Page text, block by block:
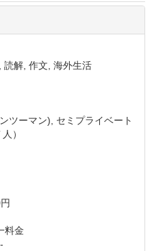
読解, 作文, 海外生活
ツーマン), セミプライベート
）
料金